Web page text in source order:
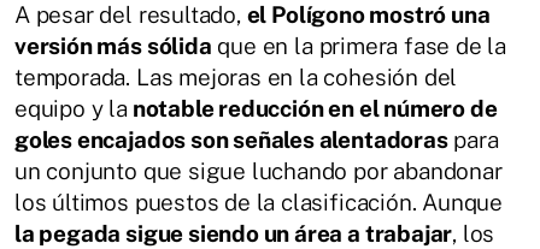
A pesar del resultado, el Polígono mostró una
versión más sólida que en la primera fase de la
temporada. Las mejoras en la cohesión del
equipo y la notable reducción en el número de
goles encajados son señales alentadoraspara
un conjunto que sigue luchando por abandonar
los últimos puestos de la clasificación. Aunque
la pegada sigue siendo un área a trabajar, los